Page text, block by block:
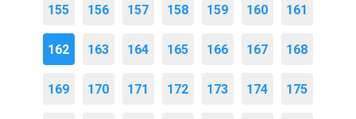
155 156 157 158 159 160 161
162 163 164 165 166 167 168
169 170 171 172 173 174 175